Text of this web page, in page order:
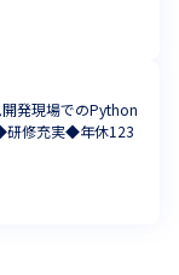
発現場でのPython
研修充実◆年休123